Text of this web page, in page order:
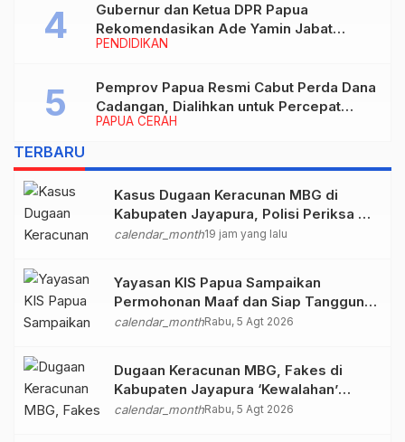
PENDIDIKAN
Gubernur dan Ketua DPR Papua
Rekomendasikan Ade Yamin Jabat
Rektor IAIN Fattahul Muluk Papua
PAPUA CERAH
Pemprov Papua Resmi Cabut Perda Dana
Cadangan, Dialihkan untuk Percepat
Pembangunan dan Layanan Publik
TERBARU
Kasus Dugaan Keracunan MBG di
Kabupaten Jayapura, Polisi Periksa 30
Orang Saksi
calendar_month19 jam yang lalu
Yayasan KIS Papua Sampaikan
Permohonan Maaf dan Siap Tanggung
Biaya Korban Dugaan Keracunan MBG
calendar_monthRabu, 5 Agt 2026
Dugaan Keracunan MBG, Fakes di
Kabupaten Jayapura ‘Kewalahan’
Layani Ratusan Korban
calendar_monthRabu, 5 Agt 2026